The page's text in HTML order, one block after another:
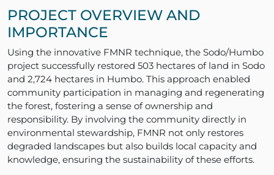
PROJECT OVERVIEW AND
IMPORTANCE
Using the innovative FMNR technique, the Sodo/Humbo
project successfully restored 503 hectares of land in Sodo
and 2,724 hectares in Humbo. This approach enabled
community participation in managing and regenerating
the forest, fostering a sense of ownership and
responsibility. By involving the community directly in
environmental stewardship, FMNR not only restores
degraded landscapes but also builds local capacity and
knowledge, ensuring the sustainability of these efforts.